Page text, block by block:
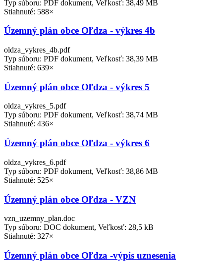
Typ súboru: PDF dokument, Veľkosť: 38,49 MB
Stiahnuté: 588×
Územný plán obce Oľdza - výkres 4b
oldza_vykres_4b.pdf
Typ súboru: PDF dokument, Veľkosť: 38,39 MB
Stiahnuté: 639×
Územný plán obce Oľdza - výkres 5
oldza_vykres_5.pdf
Typ súboru: PDF dokument, Veľkosť: 38,74 MB
Stiahnuté: 436×
Územný plán obce Oľdza - výkres 6
oldza_vykres_6.pdf
Typ súboru: PDF dokument, Veľkosť: 38,86 MB
Stiahnuté: 525×
Územný plán obce Oľdza - VZN
vzn_uzemny_plan.doc
Typ súboru: DOC dokument, Veľkosť: 28,5 kB
Stiahnuté: 327×
Územný plán obce Oľdza -výpis uznesenia